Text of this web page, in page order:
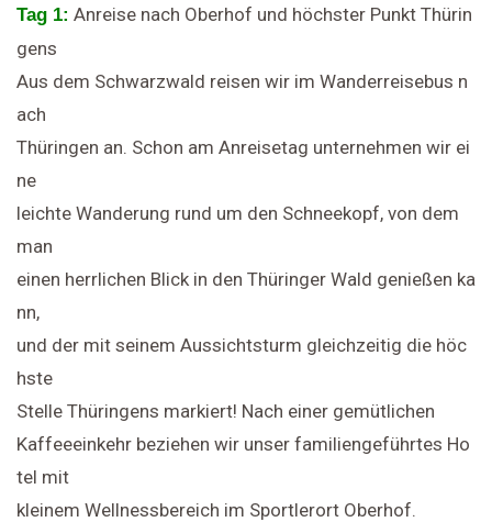
Tag 1: Anreise nach Oberhof und höchster Punkt Thürin
gens
Aus dem Schwarzwald reisen wir im Wanderreisebus n
ach
Thüringen an. Schon am Anreisetag unternehmen wir ei
ne
leichte Wanderung rund um den Schneekopf, von dem
man
einen herrlichen Blick in den Thüringer Wald genießen ka
nn,
und der mit seinem Aussichtsturm gleichzeitig die höc
hste
Stelle Thüringens markiert! Nach einer gemütlichen
Kaffeeeinkehr beziehen wir unser familiengeführtes Ho
tel mit
kleinem Wellnessbereich im Sportlerort Oberhof.